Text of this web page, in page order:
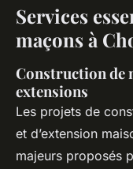
Services
maçons à
Construction de
extensions
Les projets de
et d’extension
majeurs proposés